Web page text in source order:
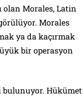
Morales, Latin
Morales
ya da kaçırmak
bir operasyon
bulunuyor. Hükümet